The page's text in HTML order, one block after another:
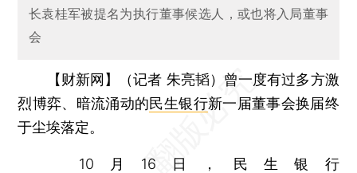
长袁桂军被提名为执行董事候选人，或也将入局董事
会
【财新网】（记者 朱亮韬） 曾一度有过多方激
烈博弈、暗流涌动的民生银行新一届董事会换届终
于尘埃落定。
10月16日，民生银行